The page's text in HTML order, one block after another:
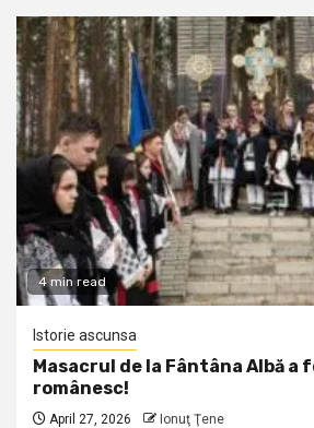
4 min read
Istorie ascunsa
Masacrul de la Fântâna Albă a
românesc!
April 27, 2026 Ionuţ Ţene